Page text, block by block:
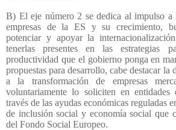
B) El eje número 2 se dedica al impulso a
empresas de la ES y su crecimiento,
potenciar y apoyar la
tenerlas presentes en las estrategias
productividad que el gobierno ponga en
propuestas para desarrollo, cabe destacar
a la transformación de empresas
voluntariamente lo soliciten en entidades
través de las ayudas económicas reguladas
de inclusión social y economía social que
del Fondo Social Europeo.